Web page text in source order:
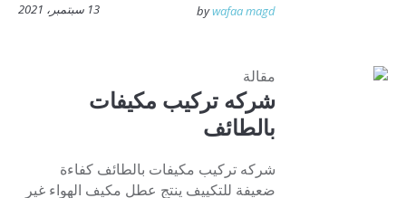
13 سبتمبر، 2021 bywafaa magd
مقالة
شركه تركيب مكيفات
بالطائف
شركه تركيب مكيفات بالطائف كفاءة
ضعيفة للتكييف ينتج عطل مكيف الهواء غير